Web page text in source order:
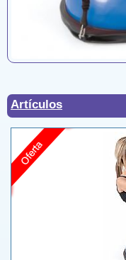
Artículos